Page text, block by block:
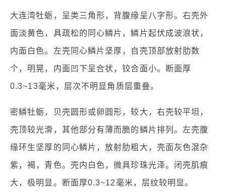
大连湾牡蛎，呈类三角形，背腹缘呈八字形。右壳外
面淡黄色，具疏松的同心鳞片，鳞片起伏成波浪状，
内面白色。左壳同心鳞片坚厚，自壳顶部放射肋数
个，明晃，内面凹下呈合状，铰合面小。断面厚
0.3~13毫米，层次不明显角质层重叠。
密鳞牡蛎，贝壳圆形或卵圆形，较大，右壳较平坦，
壳顶较光滑，其他部分有薄而脆的鳞片排列。左壳腹
缘环生坚厚的同心鳞片，放射肋粗大，壳面灰色混杂
紫，褐，青色。壳内白色，微具珍珠光泽。闭壳肌痕
大，极明显。断面厚0.3~12毫米，层纹较明显。